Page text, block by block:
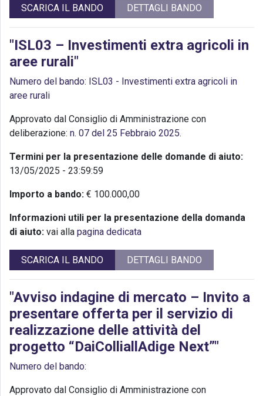
SCARICA IL BANDO DETTAGLI BANDO
"ISL03 – Investimenti extra agricoli in
aree rurali"
Numero del bando: ISL03 - Investimenti extra agricoli in
aree rurali
Approvato dal Consiglio di Amministrazione con
deliberazione: n. 07 del 25 Febbraio 2025.
Termini per la presentazione delle domande di aiuto:
13/05/2025 - 23:59:59
Importo a bando: € 100.000,00
Informazioni utili per la presentazione della domanda
di aiuto: vai alla pagina dedicata
SCARICA IL BANDO DETTAGLI BANDO
"Avviso indagine di mercato – Invito a
presentare offerta per il servizio di
realizzazione delle attività del
progetto “DaiColliallAdige Next”"
Numero del bando:
Approvato dal Consiglio di Amministrazione con